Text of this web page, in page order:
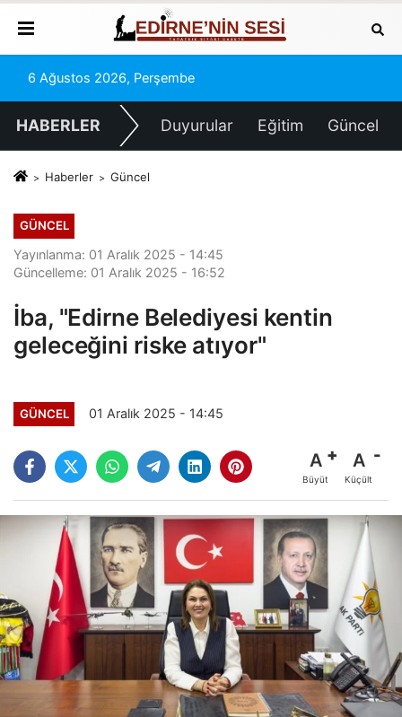
6 Ağustos 2026, Perşembe
HABERLER Duyurular Eğitim Güncel
Haberler Güncel
GÜNCEL
Yayınlanma: 01 Aralık 2025 - 14:45
Güncelleme: 01 Aralık 2025 - 16:52
İba, "Edirne Belediyesi kentin
geleceğini riske atıyor"
GÜNCEL 01 Aralık 2025 - 14:45
A
Büyüt
A
Küçült